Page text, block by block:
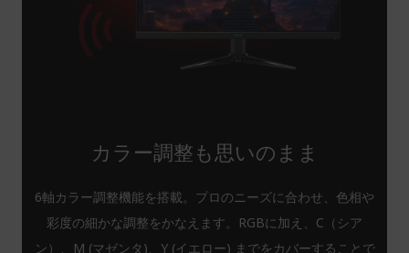
カラー調整も思いのまま
6軸カラー調整機能を搭載。プロのニーズに合わせ、色相や
彩度の細かな調整をかなえます。RGBに加え、C（シア
ン）、M (マゼンタ)、Y (イエロー) までをカバーすることで